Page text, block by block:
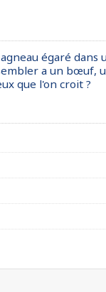
égaré
a un bœuf,
que l'on croit ?